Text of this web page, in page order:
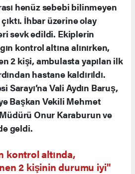
henüz sebebi bilinmeyen
İhbar üzerine olay
sevk edildi. Ekiplerin
kontrol altına alınırken,
2 kişi, ambulasta yapılan ilk
hastane kaldırıldı.
Sarayı’na Vali Aydın Baruş,
Başkan Vekili Mehmet
Onur Karaburun ve
geldi.
kontrol altında,
2 kişinin durumu iyi"